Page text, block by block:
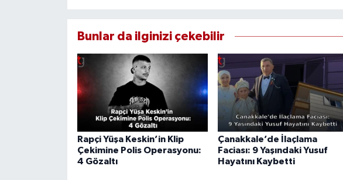
Bunlar da ilginizi çekebilir
Rapçi Yüşa Keskin’in Klip
Çekimine Polis Operasyonu:
4 Gözaltı
Çanakkale’de İlaçlama
Faciası: 9 Yaşındaki Yusuf
Hayatını Kaybetti